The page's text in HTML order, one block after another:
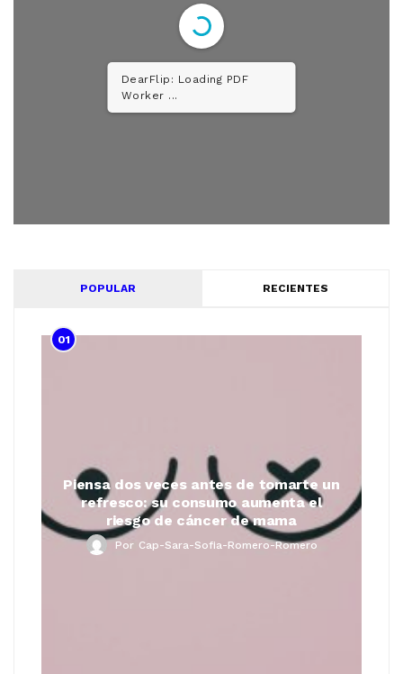
DearFlip: Loading PDF
Worker ...
POPULAR RECIENTES
01
Piensa dos veces antes de tomarte un
refresco: su consumo aumenta el
riesgo de cáncer de mama
Por Cap-Sara-Sofia-Romero-Romero